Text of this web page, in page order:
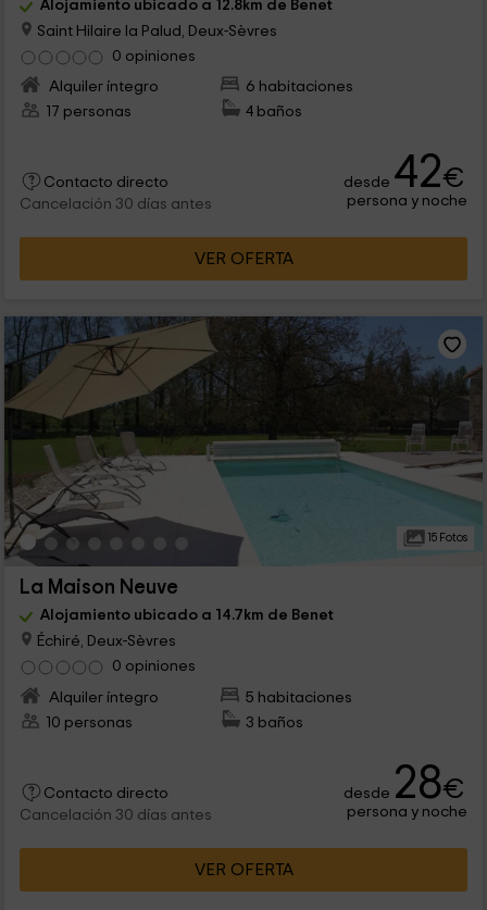
Alojamiento ubicado a 12.8km de Benet
Saint Hilaire la Palud, Deux-Sèvres
0 opiniones
Alquiler íntegro
6 habitaciones
17 personas
4 baños
Contacto directo
Cancelación 30 días antes
desde 42€
persona y noche
VER OFERTA
15 Fotos
La Maison Neuve
Alojamiento ubicado a 14.7km de Benet
Échiré, Deux-Sèvres
0 opiniones
Alquiler íntegro
5 habitaciones
10 personas
3 baños
Contacto directo
Cancelación 30 días antes
desde 28€
persona y noche
VER OFERTA